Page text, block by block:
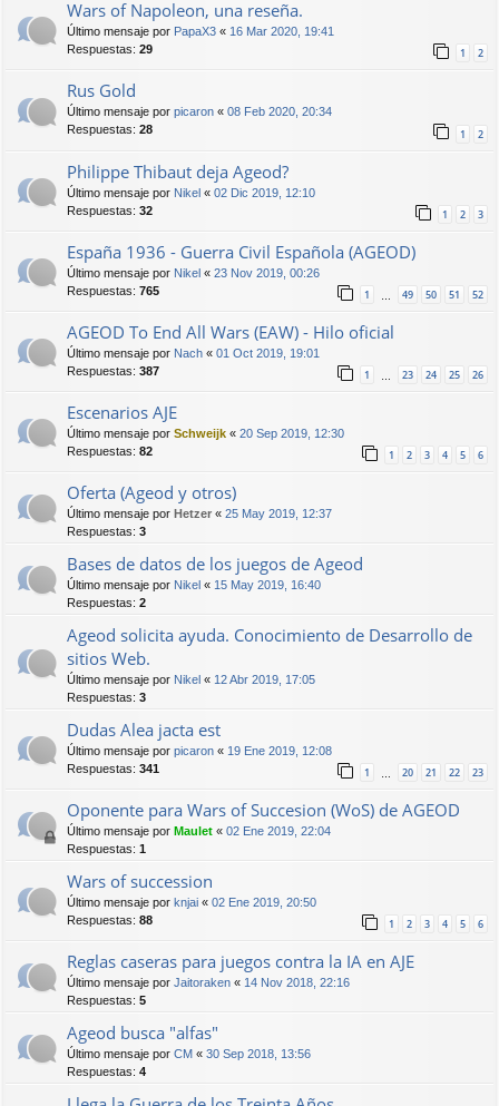
Wars of Napoleon, una reseña.
Último mensaje por PapaX3 « 16 Mar 2020, 19:41
Respuestas: 29 1 2
Rus Gold
Último mensaje por picaron « 08 Feb 2020, 20:34
Respuestas: 28 1 2
Philippe Thibaut deja Ageod?
Último mensaje por Nikel « 02 Dic 2019, 12:10
Respuestas: 32 1 2 3
España 1936 - Guerra Civil Española (AGEOD)
Último mensaje por Nikel « 23 Nov 2019, 00:26
Respuestas: 765 1 49 50 51 52
AGEOD To End All Wars (EAW) - Hilo oficial
Último mensaje por Nach « 01 Oct 2019, 19:01
Respuestas: 387 1 23 24 25 26
Escenarios AJE
Último mensaje por Schweijk « 20 Sep 2019, 12:30
Respuestas: 82 1 2 3 4 5 6
Oferta (Ageod y otros)
Último mensaje por Hetzer « 25 May 2019, 12:37
Respuestas: 3
Bases de datos de los juegos de Ageod
Último mensaje por Nikel « 15 May 2019, 16:40
Respuestas: 2
Ageod solicita ayuda. Conocimiento de Desarrollo de
sitios Web.
Último mensaje por Nikel « 12 Abr 2019, 17:05
Respuestas: 3
Dudas Alea jacta est
Último mensaje por picaron « 19 Ene 2019, 12:08
Respuestas: 341 1 … 20 21 22 23
Oponente para Wars of Succesion (WoS) de AGEOD
Último mensaje por Maulet « 02 Ene 2019, 22:04
Respuestas: 1
Wars of succession
Último mensaje por knjai « 02 Ene 2019, 20:50
Respuestas: 88 1 2 3 4 5 6
Reglas caseras para juegos contra la IA en AJE
Último mensaje por Jaitoraken « 14 Nov 2018, 22:16
Respuestas: 5
Ageod busca "alfas"
Último mensaje por CM « 30 Sep 2018, 13:56
Respuestas: 4